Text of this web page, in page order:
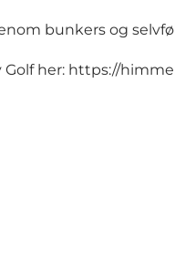
bunkers og
her: https://